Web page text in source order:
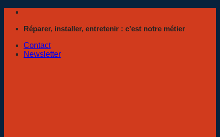
Passer
contenuRéparer, installer, entretenir : c’est notre métier
Contact
Newsletter